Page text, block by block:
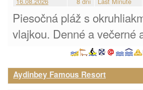
Piesočná pláž s
vlajkou. Denné a večerné
Aydinbey Famous Resort